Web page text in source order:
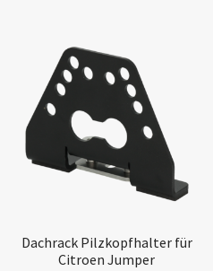
Dachrack Pilzkopfhalter für
Citroen Jumper